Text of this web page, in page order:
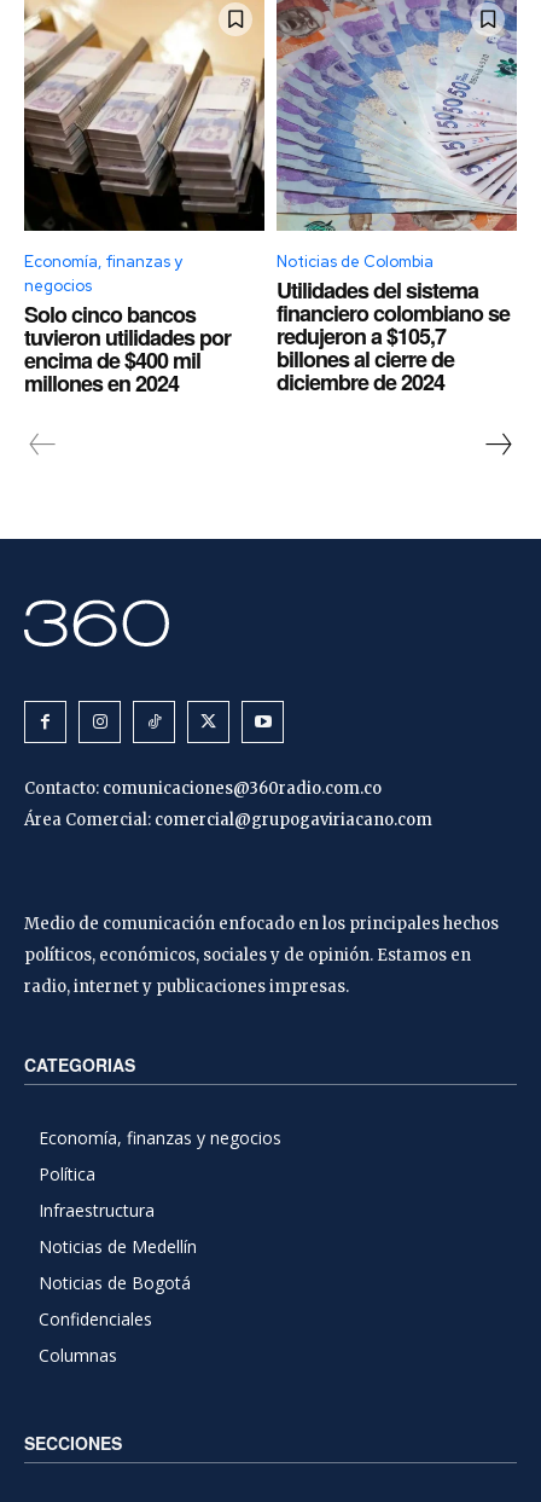
Economía, finanzas y
negocios
Solo cinco bancos
tuvieron utilidades por
encima de $400 mil
millones en 2024
Noticias de Colombia
Utilidades del sistema
financiero colombiano se
redujeron a $105,7
billones al cierre de
diciembre de 2024
Contacto: comunicaciones@360radio.com.co
Área Comercial: comercial@grupogaviriacano.com
Medio de comunicación enfocado en los principales hechos
políticos, económicos, sociales y de opinión. Estamos en
radio, internet y publicaciones impresas.
CATEGORIAS
Economía, finanzas y negocios
Política
Infraestructura
Noticias de Medellín
Noticias de Bogotá
Confidenciales
Columnas
SECCIONES